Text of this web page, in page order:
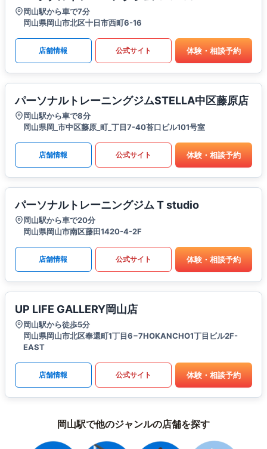
岡山駅から車で7分
岡山県岡山市北区十日市西町6-16
店舗情報 公式サイト 体験・相談予約
パーソナルトレーニングジムSTELLA中区藤原店
岡山駅から車で8分
岡山県岡_市中区藤原_町_丁目7-40苔口ビル101号室
店舗情報 公式サイト 体験・相談予約
パーソナルトレーニングジム T studio
岡山駅から車で20分
岡山県岡山市南区藤田1420-4-2F
店舗情報 公式サイト 体験・相談予約
UP LIFE GALLERY岡山店
岡山駅から徒歩5分
岡山県岡山市北区奉還町1丁目6−7HOKANCHO1丁目ビル2F-
EAST
店舗情報 公式サイト 体験・相談予約
岡山駅で他のジャンルの店舗を探す